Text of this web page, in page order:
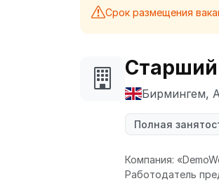
Срок размещения
Старший
Бирмингем,
Полная
Компания:
Работодатель